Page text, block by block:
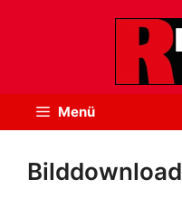
Menü
Bilddownload